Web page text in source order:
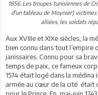
1856. Les troupes tunisiennes de
d'un tableau de Moynier) victimes
alliées, les soldats
Aux XVIIIe et XIXe siècles, la
bien connu dans tout l’empire
janissaires. Connu pour sa
temps de paix, ce fameux
1574 était logé dans la
armée au cœur de la cité était